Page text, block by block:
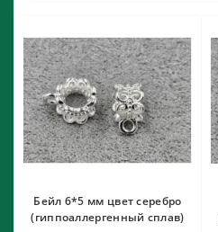
Бейл 6*5 мм цвет серебро
(гиппоаллергенный сплав)